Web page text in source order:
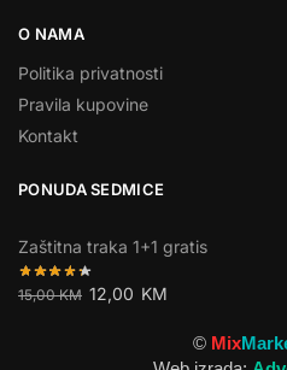
O NAMA
Politika privatnosti
Pravila kupovine
Kontakt
PONUDA SEDMICE
Zaštitna traka 1+1 gratis
15,00KM 12,00 KM
© Mix